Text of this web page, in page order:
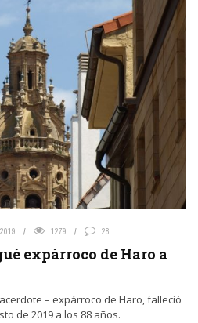
1279 28
expárroco de Haro a
– expárroco de Haro, falleció
de 2019 a los 88 años.